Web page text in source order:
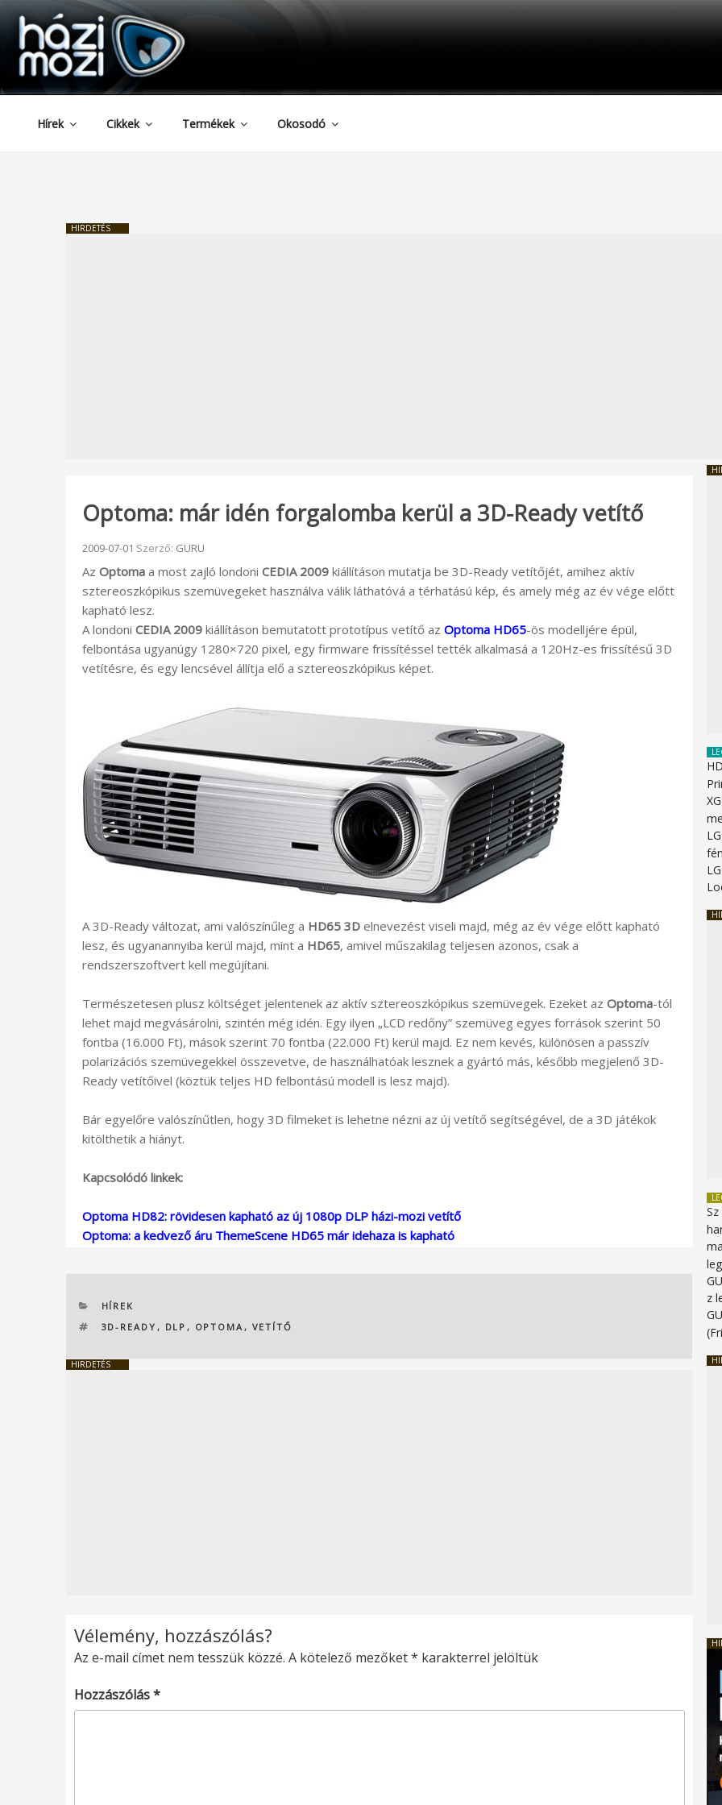
Tartalomhoz
HAZIMOZI
Hírek Cikkek Termékek Okosodó
HIRDETÉS
Optoma: már idén forgalomba kerül a 3D-Ready vetítő
Beküldve:
2009-07-01 Szerző: GURU
Az Optoma a most zajló londoni CEDIA 2009 kiállításon mutatja be 3D-Ready vetítőjét, amihez aktív
sztereoszkópikus szemüvegeket használva válik láthatóvá a térhatású kép, és amely még az év vége előtt
kapható lesz.
A londoni CEDIA 2009 kiállításon bemutatott prototípus vetítő az Optoma HD65-ös modelljére épül,
felbontása ugyanúgy 1280×720 pixel, egy firmware frissítéssel tették alkalmasá a 120Hz-es frissítésű 3D
vetítésre, és egy lencsével állítja elő a sztereoszkópikus képet.
A 3D-Ready változat, ami valószínűleg a HD65 3D elnevezést viseli majd, még az év vége előtt kapható
lesz, és ugyanannyiba kerül majd, mint a HD65, amivel műszakilag teljesen azonos, csak a
rendszerszoftvert kell megújítani.
Természetesen plusz költséget jelentenek az aktív sztereoszkópikus szemüvegek. Ezeket az Optoma-tól
lehet majd megvásárolni, szintén még idén. Egy ilyen „LCD redőny” szemüveg egyes források szerint 50
fontba (16.000 Ft), mások szerint 70 fontba (22.000 Ft) kerül majd. Ez nem kevés, különösen a passzív
polarizációs szemüvegekkel összevetve, de használhatóak lesznek a gyártó más, később megjelenő 3D-
Ready vetítőivel (köztük teljes HD felbontású modell is lesz majd).
Bár egyelőre valószínűtlen, hogy 3D filmeket is lehetne nézni az új vetítő segítségével, de a 3D játékok
kitölthetik a hiányt.
Kapcsolódó linkek:
Optoma HD82: rövidesen kapható az új 1080p DLP házi-mozi vetítő
Optoma: a kedvező áru ThemeScene HD65 már idehaza is kapható
KATEGÓRIÁK
HÍREK
CÍMKÉK
3D-READY , DLP , OPTOMA , VETÍTŐ
HIRDETÉS
Vélemény, hozzászólás?
Az e-mail címet nem tesszük közzé. A kötelező mezőket* karakterrel jelöltük
Hozzászólás*
z